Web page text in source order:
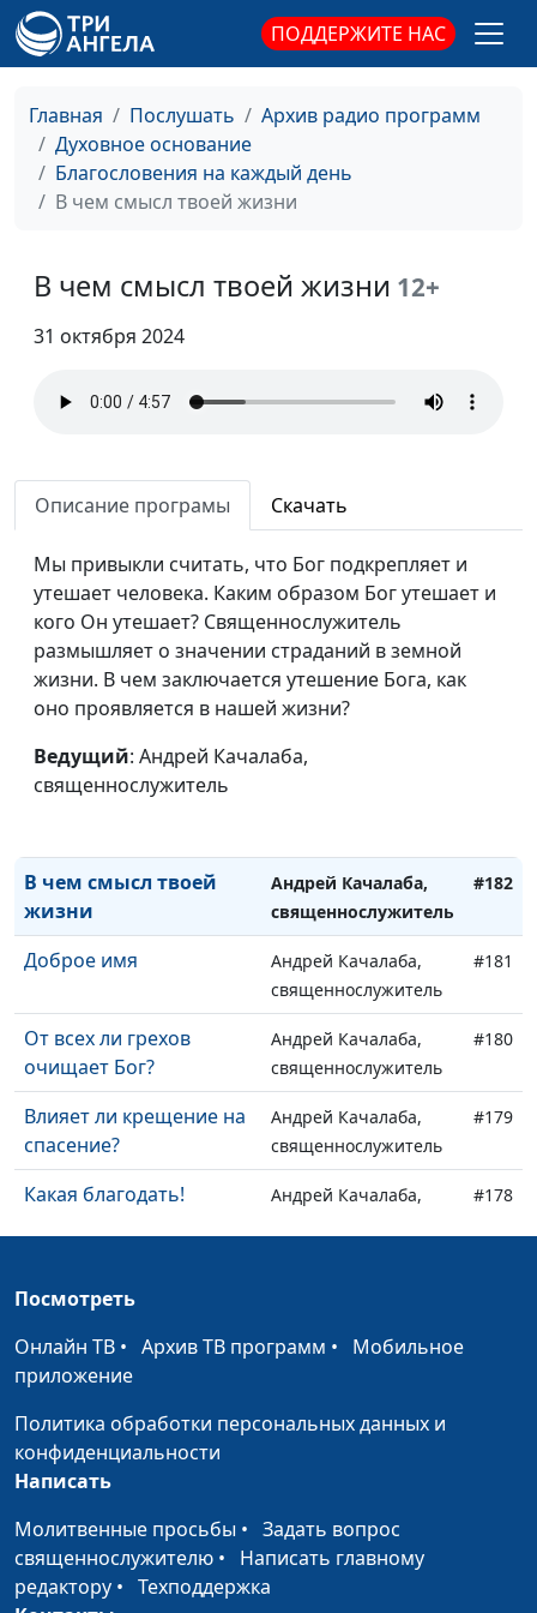
ПОДДЕРЖИТЕ НАС
Главная Послушать
Архив радио программ
Духовное основание
Благословения на каждый день
В чем смысл твоей жизни
В чем смысл твоей жизни 12+
31 октября 2024
Описание програмы Скачать
Мы привыкли считать, что Бог подкрепляет и
утешает человека. Каким образом Бог утешает и
кого Он утешает? Священнослужитель
размышляет о значении страданий в земной
жизни. В чем заключается утешение Бога, как
оно проявляется в нашей жизни?
Ведущий: Андрей Качалаба,
священнослужитель
Дерзость и страх
Божий
Андрей Качалаба,
Кто наследует Царство
Божье?
Андрей Качалаба,
священнослужитель
Когда же придет
Христос?
Андрей Качалаба,
священнослужитель
Действительно ли Бог
любит людей?
священнослужитель
Две жизни одного
В чем смысл твоей
жизни
Андрей Качалаба,
священнослужитель
#182
Доброе имя
Андрей Качалаба,
священнослужитель
#181
От всех ли грехов
очищает Бог?
Андрей Качалаба,
священнослужитель
#180
Влияет ли крещение на
спасение?
Андрей Качалаба,
священнослужитель
#179
Какая благодать!
Андрей Качалаба,
#178
проклятье
Чем опасно кощунство?
Андрей Качалаба,
Отдыхать по-библейски
Андрей Качалаба,
лицемерия?
священнослужитель
Научись простоте
Посмотреть
Онлайн ТВ • Архив ТВ программ • Мобильное
приложение
Политика обработки персональных данных и
конфиденциальности
Написать
Молитвенные просьбы • Задать вопрос
священнослужителю • Написать главному
редактору • Техподдержка